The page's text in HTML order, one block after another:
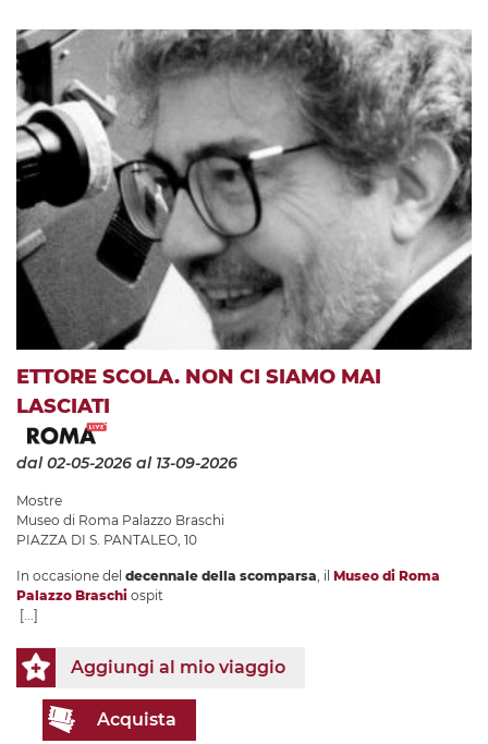
ETTORE SCOLA. NON CI SIAMO MAI
LASCIATI
dal 02-05-2026 al 13-09-2026
Mostre
Museo di Roma Palazzo Braschi
PIAZZA DI S. PANTALEO, 10
In occasione del decennale della scomparsa , il Museo di Roma
Palazzo Braschi ospit
[...]
Aggiungi al mio viaggio
Acquista